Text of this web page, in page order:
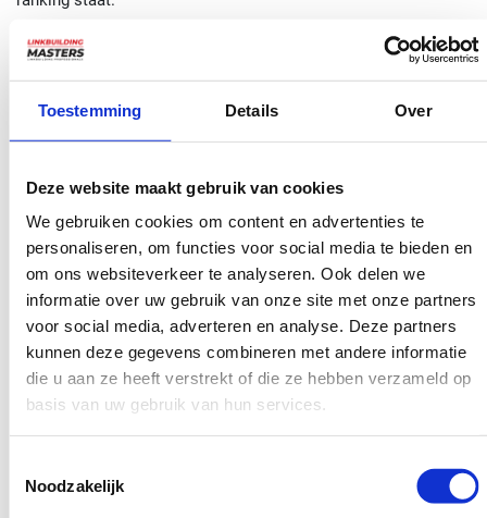
Toestemming Details Over
Deze website maakt gebruik van cookies
We gebruiken cookies om content en advertenties te
personaliseren, om functies voor social media te bieden en
om ons websiteverkeer te analyseren. Ook delen we
informatie over uw gebruik van onze site met onze partners
voor social media, adverteren en analyse. Deze partners
kunnen deze gegevens combineren met andere informatie
die u aan ze heeft verstrekt of die ze hebben verzameld op
basis van uw gebruik van hun services.
Noodzakelijk
Hieronder een kort overzicht van de belangrijkste
verkeersbronnen die je kunt meten:
Betaald zoeken:Verkeer afkomstig van betaalde
advertenties op zoekmachines, zoals Google Ads.
Sociale media:
mediaplatforms zoals Facebook, Twitter of LinkedIn.
Direct verkeer: Bezoekers die je website rechtstreeks
intypen in de adresbalk van hun browser of via
Door regelmatig de prestaties van je website te analyseren en